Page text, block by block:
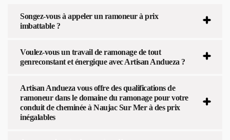
Songez-vous à appeler un ramoneur à prix
imbattable ?
Voulez-vous un travail de ramonage de tout
genreconstant et énergique avec Artisan Andueza ?
Artisan Andueza vous offre des qualifications de
ramoneur dans le domaine du ramonage pour votre
conduit de cheminée à Naujac Sur Mer à des prix
inégalables